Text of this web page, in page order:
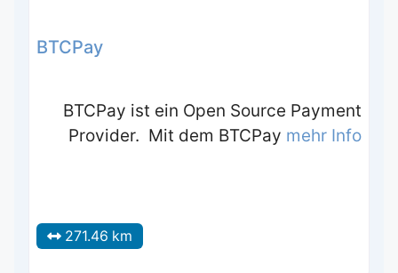
BTCPay
BTCPay ist ein Open Source Payment
Provider. Mit dem BTCPay mehr Info
271.46 km